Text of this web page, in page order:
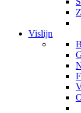
Vislijn